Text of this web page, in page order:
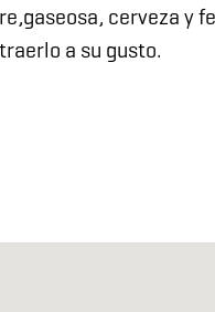
cerveza y
a su gusto.